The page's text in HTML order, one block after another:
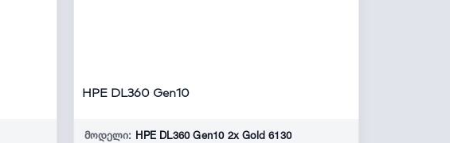
HPE DL360 Gen10
მოდელი: HPE DL360 Gen10 2x Gold 6130